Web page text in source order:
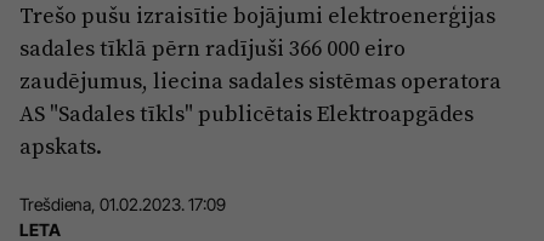
Politika
Pašvaldības
Izglītība
Veselība
Ģimene
Viedokļi
Dzīve un ticība
Ekonomika
Trešo pušu izraisītie bojājumi elektroenerģijas
sadales tīklā pērn radījuši 366 000 eiro
zaudējumus, liecina sadales sistēmas operatora
AS "Sadales tīkls" publicētais Elektroapgādes
apskats.
Trešdiena, 01.02.2023. 17:09
LETA